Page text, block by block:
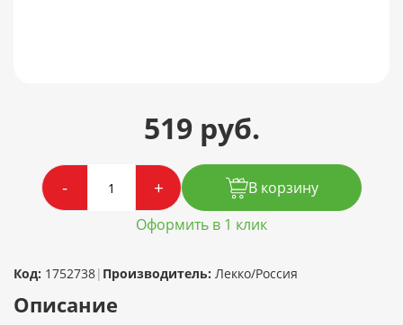
519 руб.
- +
В корзину
Оформить в 1 клик
Код: 1752738| Производитель: Лекко/Россия
Описание